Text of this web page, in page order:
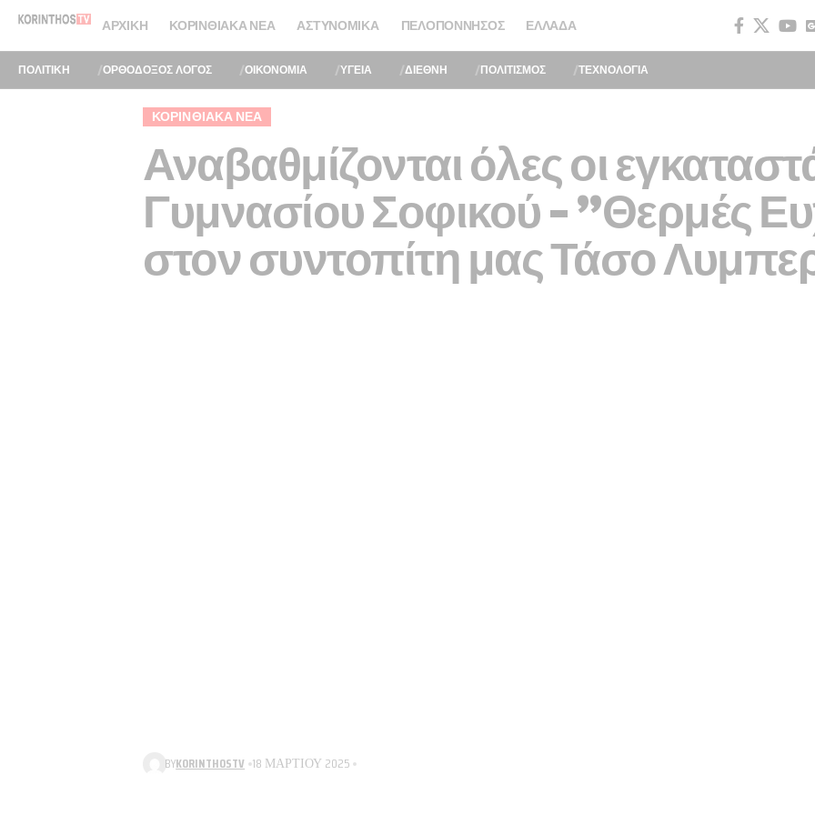
ΑΡΧΙΚΉ ΚΟΡΙΝΘΙΑΚΆ ΝΈΑ ΑΣΤΥΝΟΜΙΚΆ ΠΕΛΟΠΌΝΝΗΣΟΣ ΕΛΛΆΔΑ
ΠΟΛΙΤΙΚΗ ΟΡΘΟΔΟΞΟΣ ΛΟΓΟΣ ΟΙΚΟΝΟΜΙΑ ΥΓΕΙΑ ΔΙΕΘΝΗ ΠΟΛΙΤΙΣΜΟΣ ΤΕΧΝΟΛΟΓΙΑ
ΚΟΡΙΝΘΙΑΚΆ ΝΈΑ
Αναβαθμίζονται όλες οι
Γυμνασίου Σοφικού – ”Θερμές
στον συντοπίτη μας Τάσο
BYKORINTHOSTV 18 ΜΑΡΤΊΟΥ 2025